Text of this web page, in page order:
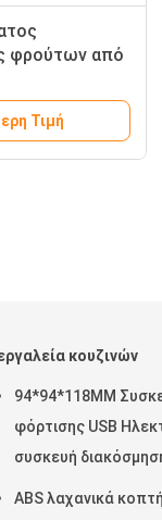
φρούτων από
Τιμή
κουζινών
94*94*118MM
φόρτισης USB
συσκευή
ABS λαχανικά